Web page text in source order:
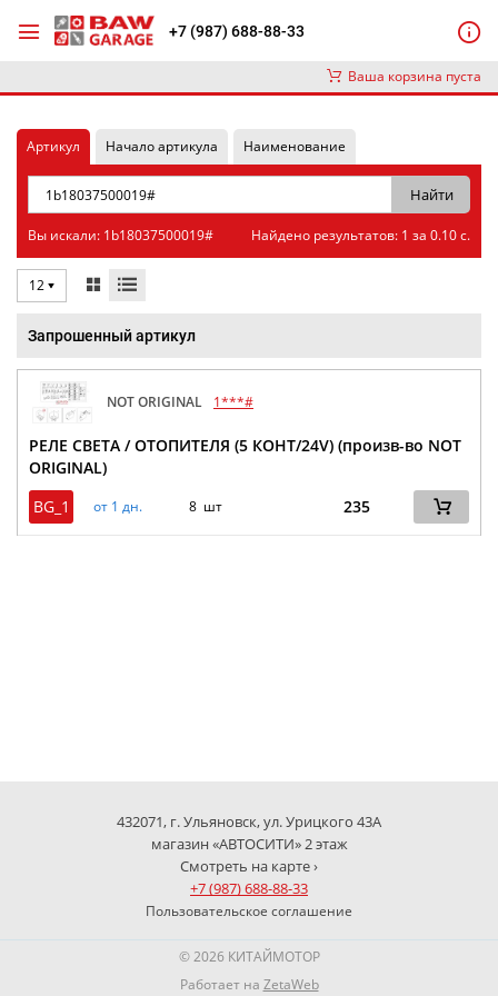
+7 (987) 688-88-33
Ваша корзина пуста
Артикул Начало артикула Наименование
Вы искали: 1b18037500019# Найдено результатов: 1 за 0.10 с.
12
Запрошенный артикул
NOT ORIGINAL 1***#
РЕЛЕ СВЕТА / ОТОПИТЕЛЯ (5 КОНТ/24V) (произв-во NOT
ORIGINAL)
BG_1
от 1 дн. 8 шт 235
432071, г. Ульяновск, ул. Урицкого 43А
магазин «АВТОСИТИ» 2 этаж
Смотреть на карте ›
+7 (987) 688-88-33
Пользовательское соглашение
© 2026 КИТАЙМОТОР
Работает на ZetaWeb